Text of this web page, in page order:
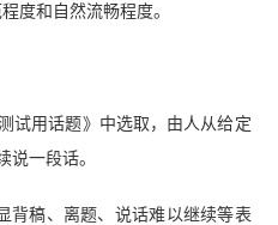
度和自然流畅程度。
试用话题》中选取，由人从给定
说一段话。
背稿、离题、说话难以继续等表